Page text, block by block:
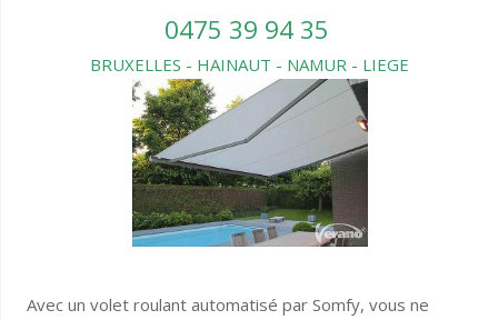
0475 39 94 35
BRUXELLES - HAINAUT - NAMUR - LIEGE
Avec un volet roulant automatisé par Somfy, vous ne